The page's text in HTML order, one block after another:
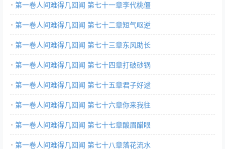
第一卷人间难得几回闻 第七十一章李代桃僵
第一卷人间难得几回闻 第七十二章短气呕逆
第一卷人间难得几回闻 第七十三章东风助长
第一卷人间难得几回闻 第七十四章打破砂锅
第一卷人间难得几回闻 第七十五章君子好逑
第一卷人间难得几回闻 第七十六章你来我往
第一卷人间难得几回闻 第七十七章酸眉醋眼
第一卷人间难得几回闻 第七十八章落花流水